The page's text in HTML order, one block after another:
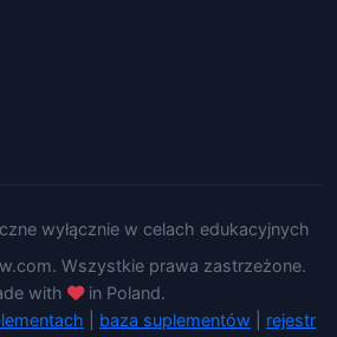
wyłącznie w celach edukacyjnych
Wszystkie prawa zastrzeżone.
with
in Poland.
baza suplementów rejestr